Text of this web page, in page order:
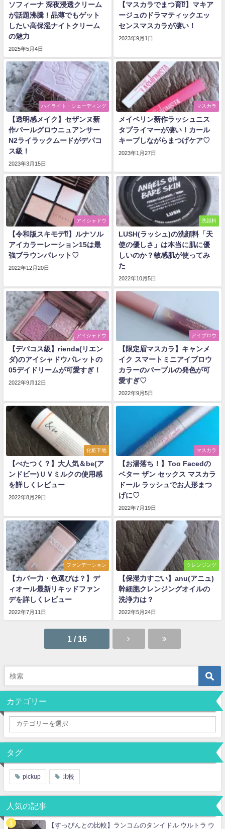
ソフィーナ 深夜浸透クリーム
が話題沸騰！品薄でもゲット
したい高保湿ナイトクリーム
の魅力
2025年5月4日
【マスカラでまつ育⁉】マキア
ージュのドラマティックエッ
センスマスカラが凄い！
2023年9月1日
ハイライト・シェーディング
【透明感メイク】セザンヌ新
作パールグロウニュアンサー
N2ライラックムードがデパコ
ス級！
2023年3月15日
マスカラ
メイベリン新作ラッシュニス
タプライマーが凄い！カール
キープしながらまつげケア♡
2023年1月27日
アイシャドウ
【令和版スキモデ⁉】ルナソル
アイカラーレーション15は最
強ブラウンパレット♡
2022年12月20日
洗顔料
LUSH(ラッシュ)の洗顔料「天
使の優しさ」は本当に肌に優
しいのか？敏感肌が使ってみ
た
2022年10月5日
アイシャドウ
【デパコス級】rienda(リエン
ダ)のアイシャドウパレットの
05デイドリームが可愛すぎ！
2022年9月12日
アイブロウ
【限定眉マスカラ】キャンメ
イク スマートミニアイブロウ
カラーのパープルの発色が可
愛すぎ♡
2022年9月5日
化粧下地
【べたつく？】大人気＆be(ア
ンドビー)ＵＶミルクの使用感
を詳しくレビュー
2022年8月29日
マスカラ
【お湯落ち！】Too Facedの
ベター ザン セックス マスカラ
ドール ラッシュでお人形まつ
げに♡
2022年7月19日
ファンデーション
【カバー力・色選びは？】デ
ィオール最新リキッドファン
デを詳しくレビュー
2022年7月11日
クレンジング
【保湿力すごい】anu(アニュ)
幹細胞クレンジングオイルの
洗浄力は？
2022年5月24日
1 / 16
カテゴリー
タグ
pickup 比較
人気の記事
【すっぴんとの比較】ランコムのタンイドル ウルトラ ウ